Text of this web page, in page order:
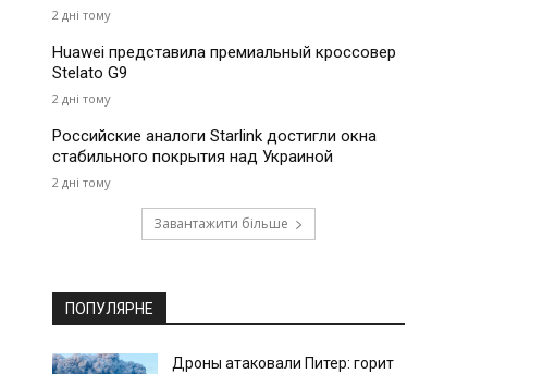
2 дні тому
Huawei представила премиальный кроссовер
Stelato G9
2 дні тому
Российские аналоги Starlink достигли окна
стабильного покрытия над Украиной
2 дні тому
Завантажити більше
ПОПУЛЯРНЕ
Дроны атаковали Питер: горит